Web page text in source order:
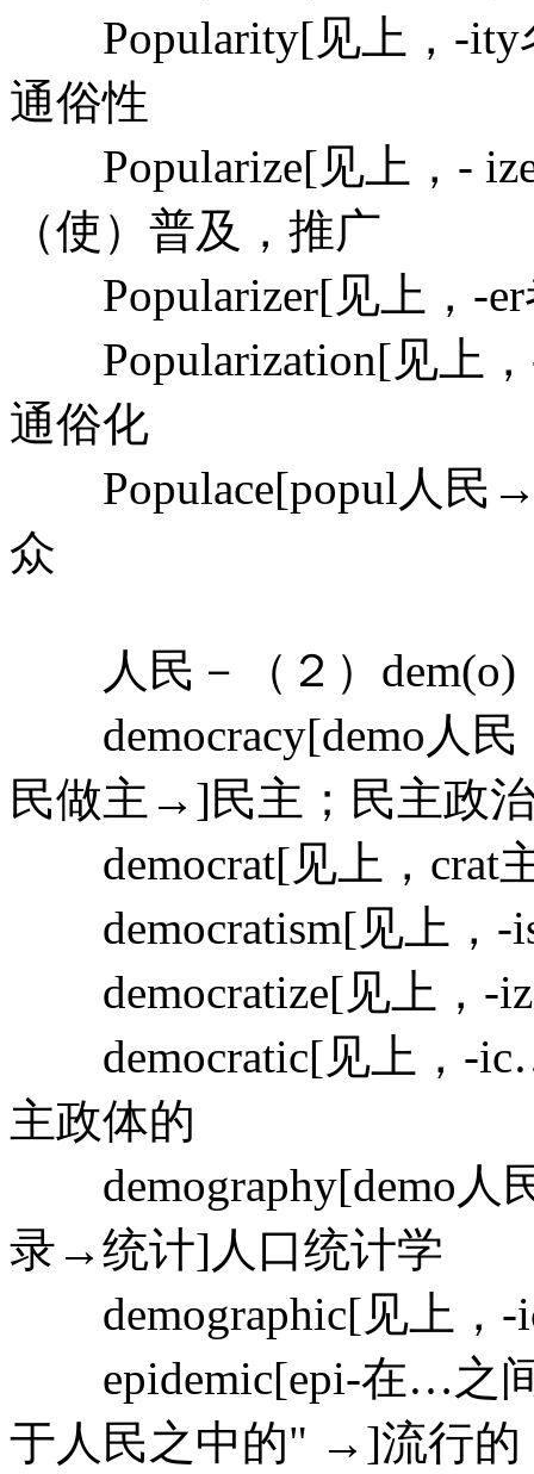
Popularity[见上，-ity
通俗性
Popularize[见上，-
（使）普及，推广
Popularizer[见上，-er
Popularization[见上，
通俗化
Populace[popul人民→
众
人民－（２）dem(o)
democracy[demo人民
民做主→]民主；民主政
democrat[见上，crat
democratism[见上，-
democratize[见上，-
democratic[见上，-
主政体的
demography[demo人
录→统计]人口统计学
demographic[见上，-
epidemic[epi-在…之
于人民之中的" →]流行的